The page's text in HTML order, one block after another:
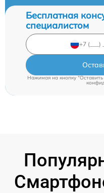
Бесплатная
специалистом
Нажимая на кнопку